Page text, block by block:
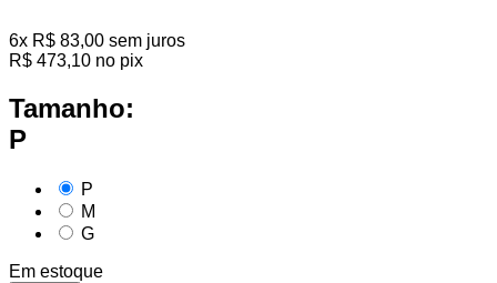
6x R$ 83,00 sem juros
R$ 473,10 no pix
Tamanho:
P
P
M
G
Em estoque